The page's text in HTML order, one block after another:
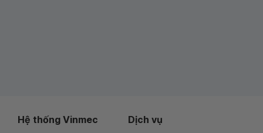
Hệ thống Vinmec Dịch vụ